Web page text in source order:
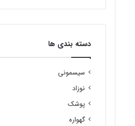
دسته بندی ها
سیسمونی
نوزاد
پوشک
گهواره